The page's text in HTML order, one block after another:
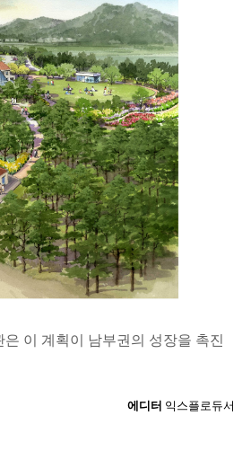
이 계획이 남부권의 성장을 촉진
에디터 익스플로듀서